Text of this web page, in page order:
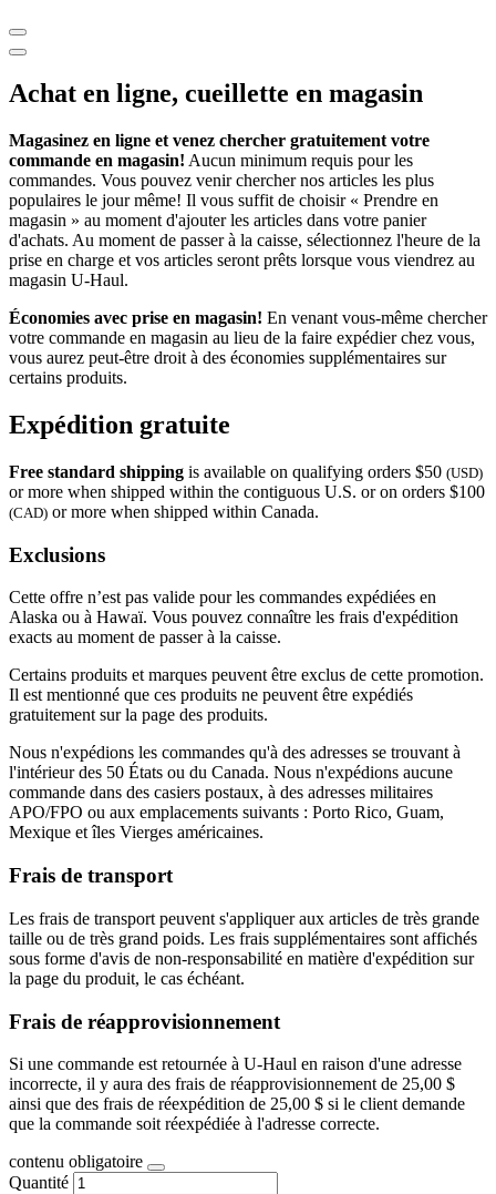
Achat en ligne, cueillette en magasin
Magasinez en ligne et venez chercher gratuitement votre
commande en magasin! Aucun minimum requis pour les
commandes. Vous pouvez venir chercher nos articles les plus
populaires le jour même! Il vous suffit de choisir « Prendre en
magasin » au moment d'ajouter les articles dans votre panier
d'achats. Au moment de passer à la caisse, sélectionnez l'heure de la
prise en charge et vos articles seront prêts lorsque vous viendrez au
magasin U-Haul.
Économies avec prise en magasin! En venant vous-même chercher
votre commande en magasin au lieu de la faire expédier chez vous,
vous aurez peut-être droit à des économies supplémentaires sur
certains produits.
Expédition gratuite
Free standard shipping is available on qualifying orders $50 (USD)
or more when shipped within the contiguous U.S. or on orders $100
(CAD) or more when shipped within Canada.
Exclusions
Cette offre n’est pas valide pour les commandes expédiées en
Alaska ou à Hawaï. Vous pouvez connaître les frais d'expédition
exacts au moment de passer à la caisse.
Certains produits et marques peuvent être exclus de cette promotion.
Il est mentionné que ces produits ne peuvent être expédiés
gratuitement sur la page des produits.
Nous n'expédions les commandes qu'à des adresses se trouvant à
l'intérieur des 50 États ou du Canada. Nous n'expédions aucune
commande dans des casiers postaux, à des adresses militaires
APO/FPO ou aux emplacements suivants : Porto Rico, Guam,
Mexique et îles Vierges américaines.
Frais de transport
Les frais de transport peuvent s'appliquer aux articles de très grande
taille ou de très grand poids. Les frais supplémentaires sont affichés
sous forme d'avis de non-responsabilité en matière d'expédition sur
la page du produit, le cas échéant.
Frais de réapprovisionnement
Si une commande est retournée à U-Haul en raison d'une adresse
incorrecte, il y aura des frais de réapprovisionnement de 25,00 $
ainsi que des frais de réexpédition de 25,00 $ si le client demande
que la commande soit réexpédiée à l'adresse correcte.
contenu obligatoire
Quantité